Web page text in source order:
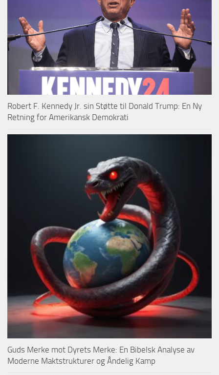
Robert F. Kennedy Jr. sin Støtte til Donald Trump: En Ny
Retning for Amerikansk Demokrati
Guds Merke mot Dyrets Merke: En Bibelsk Analyse av
Moderne Maktstrukturer og Åndelig Kamp